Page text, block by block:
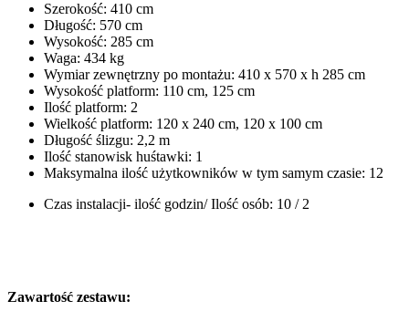
Szerokość: 410 cm
Długość: 570 cm
Wysokość: 285 cm
Waga: 434 kg
Wymiar zewnętrzny po montażu: 410 x 570 x h 285 cm
Wysokość platform: 110 cm, 125 cm
Ilość platform: 2
Wielkość platform: 120 x 240 cm, 120 x 100 cm
Długość ślizgu: 2,2 m
Ilość stanowisk huśtawki: 1
Maksymalna ilość użytkowników w tym samym czasie: 12
Czas instalacji- ilość godzin/ Ilość osób: 10 / 2
Zawartość zestawu: